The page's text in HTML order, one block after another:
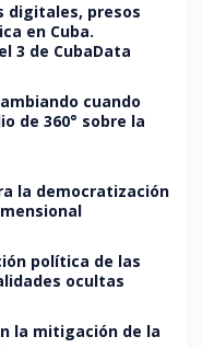
digitales, presos
en Cuba.
3 de CubaData
cuando
de 360° sobre la
la democratización
política de las
ocultas
la mitigación de la